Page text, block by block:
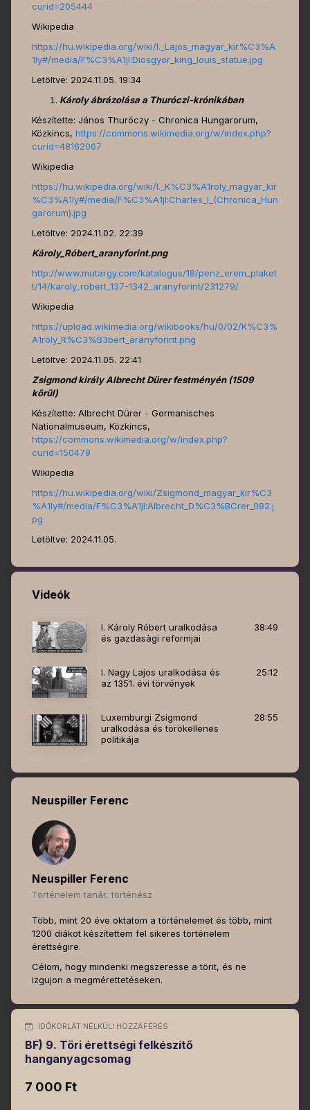
curid=205444
Wikipedia
https://hu.wikipedia.org/wiki/I._Lajos_magyar_kir%C3%A
1ly#/media/F%C3%A1jl:Diosgyor_king_louis_statue.jpg
Letöltve: 2024.11.05. 19:34
Károly ábrázolása a Thuróczi-krónikában
Készítette: János Thuróczy - Chronica Hungarorum,
Közkincs, https://commons.wikimedia.org/w/index.php?
curid=48162067
Wikipedia
https://hu.wikipedia.org/wiki/I._K%C3%A1roly_magyar_kir
%C3%A1ly#/media/F%C3%A1jl:Charles_I_(Chronica_Hun
garorum).jpg
Letöltve: 2024.11.02. 22:39
Károly_Róbert_aranyforint.png
http://www.mutargy.com/katalogus/18/penz_erem_plaket
t/14/karoly_robert_137-1342_aranyforint/231279/
Wikipedia
https://upload.wikimedia.org/wikibooks/hu/0/02/K%C3%
A1roly_R%C3%B3bert_aranyforint.png
Letöltve: 2024.11.05. 22:41
Zsigmond király Albrecht Dürer festményén (1509
körül)
Készítette: Albrecht Dürer - Germanisches
Nationalmuseum, Közkincs,
https://commons.wikimedia.org/w/index.php?
curid=150479
Wikipedia
https://hu.wikipedia.org/wiki/Zsigmond_magyar_kir%C3
%A1ly#/media/F%C3%A1jl:Albrecht_D%C3%BCrer_082.j
pg
Letöltve: 2024.11.05.
Videók
I. Károly Róbert uralkodása
és gazdasàgi reformjai
38:49
I. Nagy Lajos uralkodása és
az 1351. évi törvények
25:12
Luxemburgi Zsigmond
uralkodása és törökellenes
politikája
28:55
Neuspiller Ferenc
Neuspiller Ferenc
Történelem tanár, történész
Több, mint 20 éve oktatom a történelemet és több, mint
1200 diákot készítettem fel sikeres történelem
érettségire.
Célom, hogy mindenki megszeresse a törit, és ne
izgujon a megmérettetéseken.
IDŐKORLÁT NÉLKÜLI HOZZÁFÉRÉS
BF) 9. Töri érettségi felkészítő
hanganyagcsomag
7 000 Ft